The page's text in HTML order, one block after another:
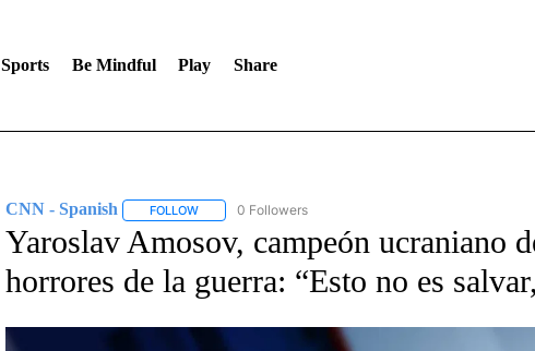
Sports Be Mindful Play Share
CNN - Spanish FOLLOWFOLLOW "CNN - SPANISH" TO RECEIVE NOTIFICATIONS
0 Followers
Yaroslav Amosov, campeón ucraniano
horrores de la guerra: “Esto no es